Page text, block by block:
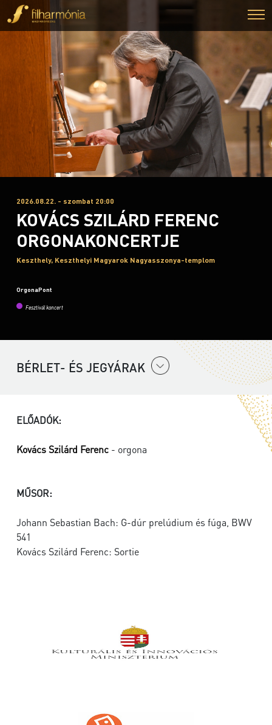
2026.08.22. - szombat 20:00
KOVÁCS SZILÁRD FERENC
ORGONAKONCERTJE
Keszthely, Keszthelyi Magyarok Nagyasszonya-templom
OrgonaPont
Fesztivál koncert
BÉRLET- ÉS JEGYÁRAK
ELŐADÓK:
Kovács Szilárd Ferenc - orgona
MŰSOR:
Johann Sebastian Bach: G-dúr prelúdium és fúga, BWV
541
Kovács Szilárd Ferenc: Sortie